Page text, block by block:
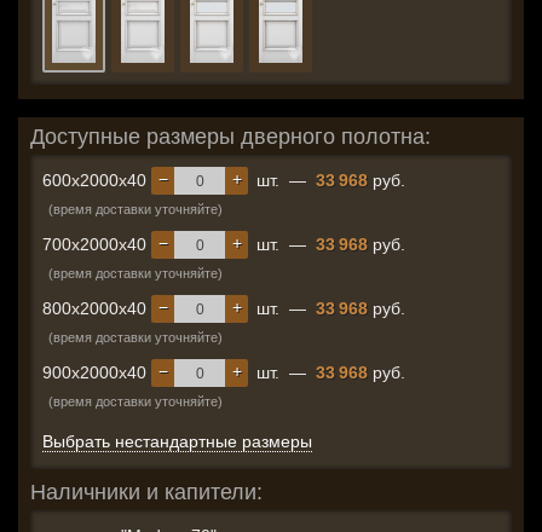
Доступные размеры дверного полотна:
600x2000x40 +
− шт. — 33 968 руб.
(время доставки уточняйте)
700x2000x40 +
− шт. — 33 968 руб.
(время доставки уточняйте)
800x2000x40 +
− шт. — 33 968 руб.
(время доставки уточняйте)
900x2000x40 +
− шт. — 33 968 руб.
(время доставки уточняйте)
Выбрать нестандартные размеры
Наличники и капители: